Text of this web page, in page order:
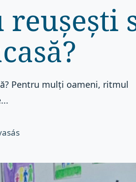
reușești
Pentru mulți oameni, ritmul